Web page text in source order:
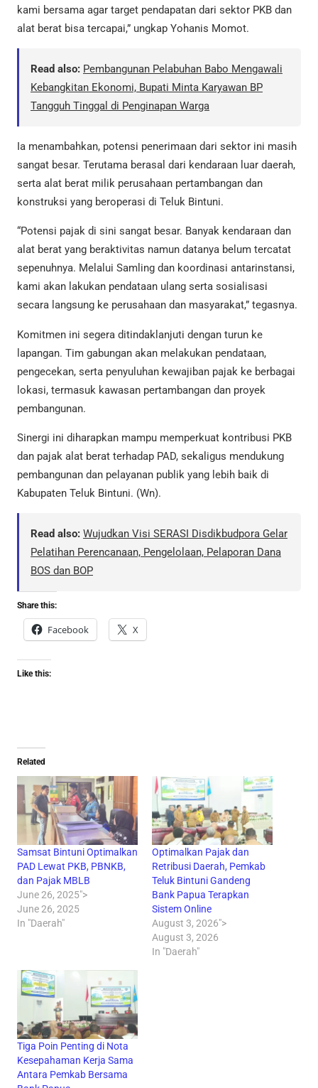
kami bersama agar target pendapatan dari sektor PKB dan
alat berat bisa tercapai,” ungkap Yohanis Momot.
Read also: Pembangunan Pelabuhan Babo Mengawali
Kebangkitan Ekonomi, Bupati Minta Karyawan BP
Tangguh Tinggal di Penginapan Warga
Ia menambahkan, potensi penerimaan dari sektor ini masih
sangat besar. Terutama berasal dari kendaraan luar daerah,
serta alat berat milik perusahaan pertambangan dan
konstruksi yang beroperasi di Teluk Bintuni.
“Potensi pajak di sini sangat besar. Banyak kendaraan dan
alat berat yang beraktivitas namun datanya belum tercatat
sepenuhnya. Melalui Samling dan koordinasi antarinstansi,
kami akan lakukan pendataan ulang serta sosialisasi
secara langsung ke perusahaan dan masyarakat,” tegasnya.
Komitmen ini segera ditindaklanjuti dengan turun ke
lapangan. Tim gabungan akan melakukan pendataan,
pengecekan, serta penyuluhan kewajiban pajak ke berbagai
lokasi, termasuk kawasan pertambangan dan proyek
pembangunan.
Sinergi ini diharapkan mampu memperkuat kontribusi PKB
dan pajak alat berat terhadap PAD, sekaligus mendukung
pembangunan dan pelayanan publik yang lebih baik di
Kabupaten Teluk Bintuni. (Wn).
Read also: Wujudkan Visi SERASI Disdikbudpora Gelar
Pelatihan Perencanaan, Pengelolaan, Pelaporan Dana
BOS dan BOP
Share this:
Facebook X
Like this:
Related
Samsat Bintuni Optimalkan
PAD Lewat PKB, PBNKB,
dan Pajak MBLB
June 26, 2025">
June 26, 2025
In "Daerah"
Optimalkan Pajak dan
Retribusi Daerah, Pemkab
Teluk Bintuni Gandeng
Bank Papua Terapkan
Sistem Online
August 3, 2026">
August 3, 2026
In "Daerah"
Tiga Poin Penting di Nota
Kesepahaman Kerja Sama
Antara Pemkab Bersama